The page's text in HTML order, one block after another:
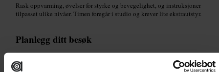
Rask oppvarming, øvelser for styrke og bevegelighet, og instruksjoner
tilpasset ulike nivåer. Timen foregår i studio og krever lite ekstrautstyr.
Planlegg ditt besøk
Reserver plass før du kommer. Møt 10–15 minutter tidlig for innsjekk